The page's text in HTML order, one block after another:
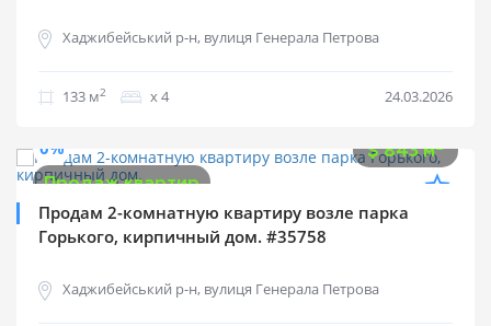
Хаджибейський р-н, вулиця Генерала Петрова
133 м2 х 4 24.03.2026
0%
$843 м2
Продаж квартир
Продам 2-комнатную квартиру возле парка
Горького, кирпичный дом. #35758
Хаджибейський р-н, вулиця Генерала Петрова